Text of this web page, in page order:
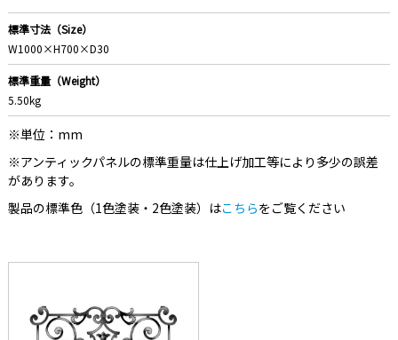
標準寸法（Size）
W1000×H700×D30
標準重量（Weight）
5.50kg
※単位：mm
※アンティックパネルの標準重量は仕上げ加工等により多少の誤差
があります。
製品の標準色（1色塗装・2色塗装）はこちらをご覧ください